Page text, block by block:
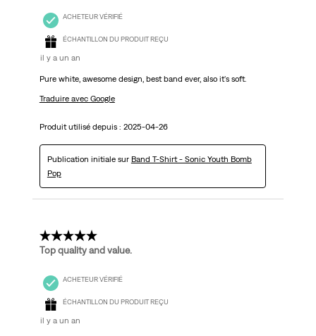
ACHETEUR VÉRIFIÉ
ÉCHANTILLON DU PRODUIT REÇU
il y a un an
Pure white, awesome design, best band ever, also it's soft.
Traduire avec Google
Produit utilisé depuis : 2025-04-26
Publication initiale sur Band T-Shirt - Sonic Youth Bomb
Pop
5 étoile(s) sur 5.
Top quality and value.
ACHETEUR VÉRIFIÉ
ÉCHANTILLON DU PRODUIT REÇU
il y a un an